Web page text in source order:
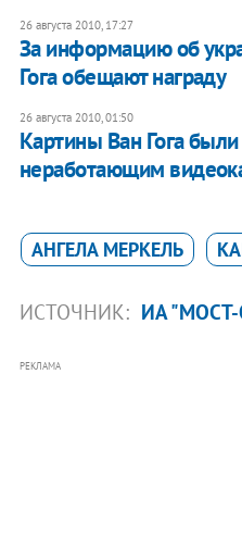
26 августа 2010, 17:27
За информацию об
Гога обещают награду
26 августа 2010, 01:50
Картины Ван Гога
неработающим
АНГЕЛА МЕРКЕЛЬ
ИСТОЧНИК: ИА
РЕКЛАМА